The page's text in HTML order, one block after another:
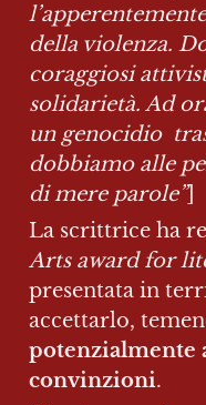
della violenza.
coraggiosi
solidarietà. Ad
un genocidio
dobbiamo alle
di mere parole”]
La scrittrice ha
Arts award for
presentata in
potenzialmente
convinzioni.